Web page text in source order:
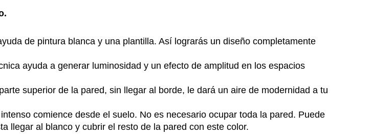
de pintura blanca y una plantilla. Así lograrás un diseño completamente
ayuda a generar luminosidad y un efecto de amplitud en los espacios
superior de la pared, sin llegar al borde, le dará un aire de modernidad a tu
comience desde el suelo. No es necesario ocupar toda la pared. Puede
llegar al blanco y cubrir el resto de la pared con este color.